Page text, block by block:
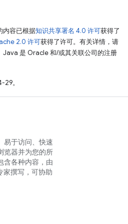
内容已根据知识共享署名 4.0 许可获得了
2.0 许可获得了许可。有关详情，请
Java 是 Oracle 和/或其关联公司的注册
。
易于访问、快速
览器并为您的所
含各种内容，由
家撰写，可协助